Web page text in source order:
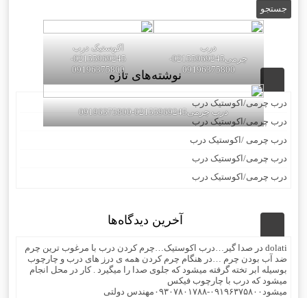
درب
چرمی02155969245-
09196375800
اکوستیک درب
02155969245-
09196375800
درب چرمی02155969245-09196375800
نوشته‌های تازه
درب چرمی/اکوستیک درب
درب چرمی/اکوستیک درب
درب چرمی /اکوستیک درب
درب چرمی/اکوستیک درب
درب چرمی/اکوستیک درب
آخرین دیدگاه‌ها
dolati در صدا گیر…درب اکوستیک…چرم کردن درب با مرغوب ترین چرم
ضد آب بودن چرم …در هنگام چرم کردن همه ی درز های درب و چارچوب
بوسیله ابر تخته گرفته میشود که جلوی صدا را میگیرد . کار در محل انجام
میشود که درب با چارچوب فیکس
میشود۰۹۱۹۶۳۷۵۸۰۰-۰۹۳۰۷۸۰۱۷۸۸مهندس دولتی